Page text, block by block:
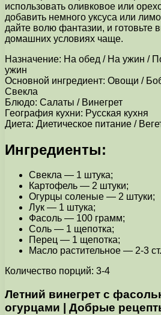
использовать оливковое или
добавить немного уксуса или
дайте волю фантазии, и готовьте
домашних условиях чаще.
Назначение: На обед / На ужин /
ужин
Основной ингредиент: Овощи /
Свекла
Блюдо: Салаты / Винегрет
География кухни: Русская кухня
Диета: Диетическое питание /
Ингредиенты:
Свекла — 1 штука;
Картофель — 2 штуки;
Огурцы соленые — 2 штуки;
Лук — 1 штука;
Фасоль — 100 грамм;
Соль — 1 щепотка;
Перец — 1 щепотка;
Масло растительное — 2-3
Количество порций: 3-4
Летний винегрет с
огурцами | Добрые